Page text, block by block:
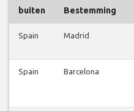
buiten Bestemming
Spain Madrid
Spain Barcelona